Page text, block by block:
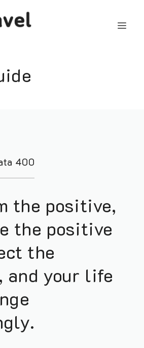
400
the positive,
the positive
the
and your life